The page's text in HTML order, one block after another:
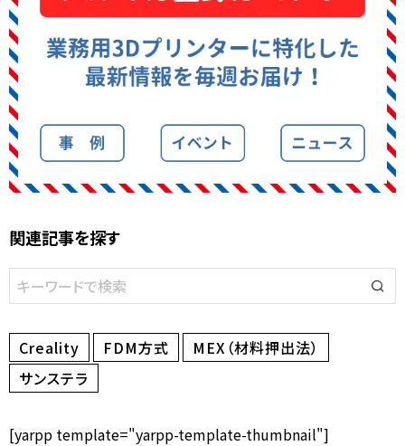
関連記事を探す
Creality FDM方式
MEX（材料押出法）
サンステラ
[yarpp template="yarpp-template-thumbnail"]